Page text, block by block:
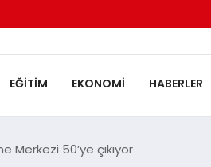
EĞITIM EKONOMI HABERLER
50’ye çıkıyor